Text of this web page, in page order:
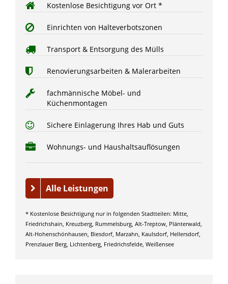
Kostenlose Besichtigung vor Ort *
Einrichten von Halteverbotszonen
Transport & Entsorgung des Mülls
Renovierungsarbeiten & Malerarbeiten
fachmännische Möbel- und
Küchenmontagen
Sichere Einlagerung Ihres Hab und Guts
Wohnungs- und Haushaltsauflösungen
Alle Leistungen
* Kostenlose Besichtigung nur in folgenden Stadtteilen: Mitte,
Friedrichshain, Kreuzberg, Rummelsburg, Alt-Treptow, Plänterwald,
Alt-Hohenschönhausen, Biesdorf, Marzahn, Kaulsdorf, Hellersdorf,
Prenzlauer Berg, Lichtenberg, Friedrichsfelde, Weißensee